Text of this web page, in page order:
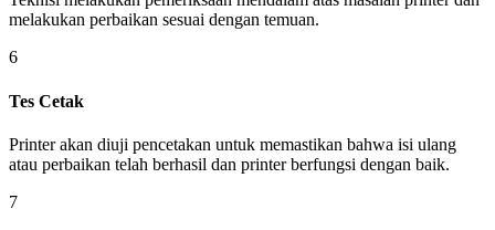
melakukan perbaikan sesuai dengan temuan.
6
Tes Cetak
Printer akan diuji pencetakan untuk memastikan bahwa isi ulang
atau perbaikan telah berhasil dan printer berfungsi dengan baik.
7